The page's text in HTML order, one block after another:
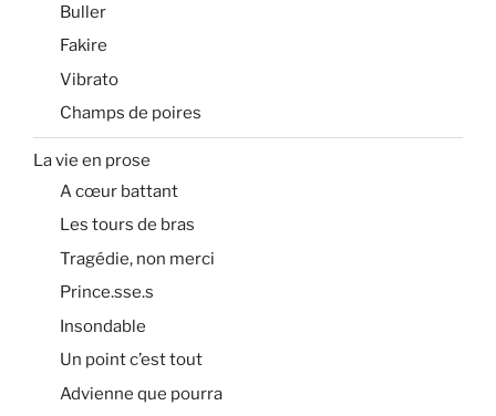
Buller
Fakire
Vibrato
Champs de poires
La vie en prose
A cœur battant
Les tours de bras
Tragédie, non merci
Prince.sse.s
Insondable
Un point c’est tout
Advienne que pourra